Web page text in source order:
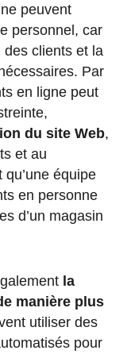
peuvent
personnel, car
des clients et la
Par
en ligne peut
du site Web,
et au
équipe
en personne
d’un magasin
la
manière plus
utiliser des
pour